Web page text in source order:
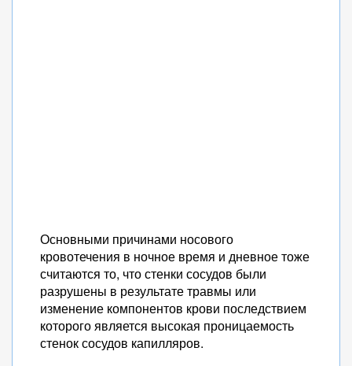
Основными причинами носового
кровотечения в ночное время и дневное тоже
считаются то, что стенки сосудов были
разрушены в результате травмы или
изменение компонентов крови последствием
которого является высокая проницаемость
стенок сосудов капилляров.